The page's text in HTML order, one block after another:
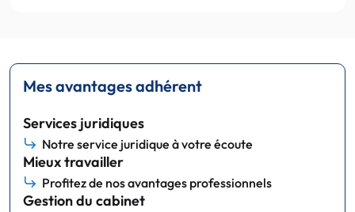
Mes avantages adhérent
Services juridiques
Notre service juridique à votre écoute
Mieux travailler
Profitez de nos avantages professionnels
Gestion du cabinet